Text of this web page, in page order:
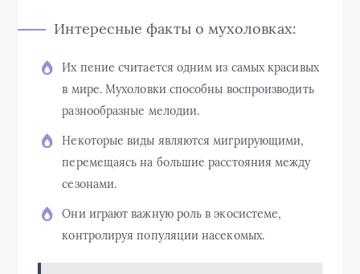
Интересные факты о мухоловках:
Их пение считается одним из самых красивых
в мире. Мухоловки способны воспроизводить
разнообразные мелодии.
Некоторые виды являются мигрирующими,
перемещаясь на большие расстояния между
сезонами.
Они играют важную роль в экосистеме,
контролируя популяции насекомых.